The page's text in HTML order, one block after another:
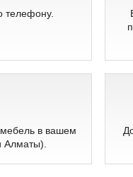
телефону.
в вашем
Алматы).